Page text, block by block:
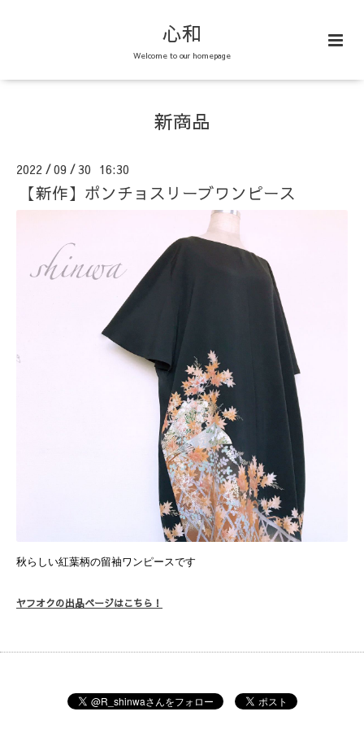
心和
Welcome to our homepage
新商品
2022 /09 /30 16:30
【新作】ポンチョスリーブワンピース
秋らしい紅葉柄の留袖ワンピースです
ヤフオクの出品ページはこちら！